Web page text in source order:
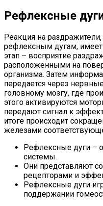
Рефлексные
Реакция на
рефлексным дугам,
этап – восприятие
расположенными на
организма. Затем
передается через
головному мозгу, где
этого активируются
передают сигнал к
итоге происходит
железами
Рефлексные дуги –
системы.
Они представляют
рецепторами и
Рефлексные дуги
поддержании